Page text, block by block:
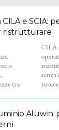
e SCIA:
ristrutturare
o
tra
la
Aluwin: